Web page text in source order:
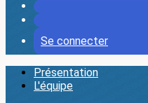
Se connecter
Présentation
L'équipe